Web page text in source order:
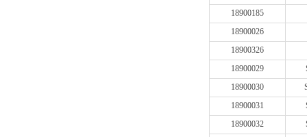
18900185
18900026
18900326
18900029
18900030
18900031
18900032